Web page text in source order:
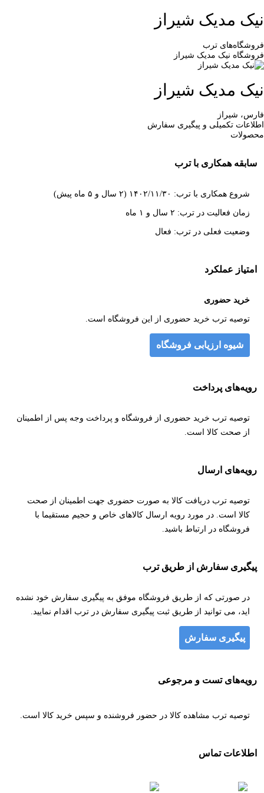
نیک مدیک شیراز
فروشگاه‌های ترب
فروشگاه نیک مدیک شیراز
نیک مدیک شیراز
فارس، شیراز
اطلاعات تکمیلی و پیگیری سفارش
محصولات
سابقه همکاری با ترب
شروع همکاری با ترب: ۱۴۰۲/۱۱/۳۰ (۲ سال و ۵ ماه پیش)
زمان فعالیت در ترب: ۲ سال و ۱ ماه
وضعیت فعلی در ترب: فعال
امتیاز عملکرد
خرید حضوری
توصیه ترب خرید حضوری از این فروشگاه است.
شیوه ارزیابی فروشگاه
رویه‌های پرداخت
توصیه ترب خرید حضوری از فروشگاه و پرداخت وجه پس از اطمینان
از صحت کالا است.
رویه‌های ارسال
توصیه ترب دریافت کالا به صورت حضوری جهت اطمینان از صحت
کالا است. در مورد رویه ارسال کالاهای خاص و حجیم مستقیما با
فروشگاه در ارتباط باشید.
پیگیری سفارش از طریق ترب
در صورتی که از طریق فروشگاه موفق به پیگیری سفارش خود نشده
اید، می توانید از طریق ثبت پیگیری سفارش در ترب اقدام نمایید.
پیگیری سفارش
رویه‌های تست و مرجوعی
توصیه ترب مشاهده کالا در حضور فروشنده و سپس خرید کالا است.
اطلاعات تماس